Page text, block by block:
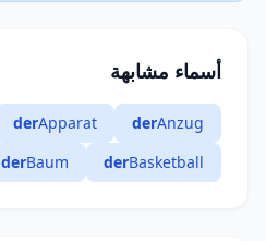
أسماء مشابهة
derAnzug
derApparat
derBasketball
derBaum